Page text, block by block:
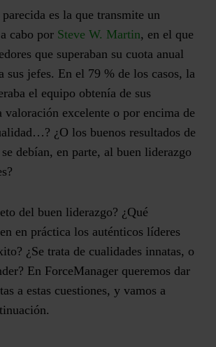
es la que transmite un
cabo por Steve W. Martin, en el que
que superaban su cuota anual
sus jefes. En el 79 % de los casos, la
el equipo obtenía de sus
valoración excelente o por encima de
¿O los buenos resultados de
debían, en parte, al buen liderazgo
del buen liderazgo? ¿Qué
en práctica los auténticos líderes
¿Se trata de cualidades innatas, o
En ForceManager queremos dar
a estas cuestiones, y vamos a